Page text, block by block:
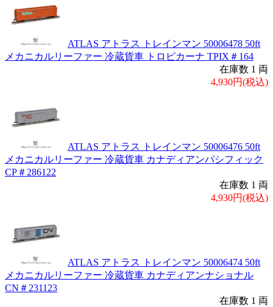
ATLAS アトラス トレインマン 50006478 50ft
メカニカルリーファー 冷蔵貨車 トロピカーナ TPIX＃164
在庫数 1 両
4,930円(税込)
ATLAS アトラス トレインマン 50006476 50ft
メカニカルリーファー 冷蔵貨車 カナディアンパシフィック
CP＃286122
在庫数 1 両
4,930円(税込)
ATLAS アトラス トレインマン 50006474 50ft
メカニカルリーファー 冷蔵貨車 カナディアンナショナル
CN＃231123
在庫数 1 両